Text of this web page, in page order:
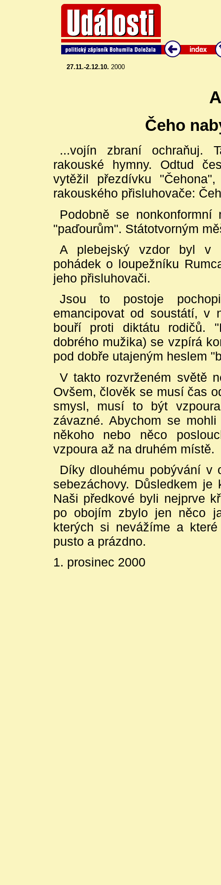
27.11.-2.12.10. 2000
Čeho
...vojín zbraní ochraňuj.
rakouské hymny. Odtud
vytěžil přezdívku
rakouského přisluhovače:
Podobně se nonkonformní
"paďourům". Státotvorným
A plebejský vzdor byl v
pohádek o loupežníku
jeho přisluhovači.
Jsou to postoje
emancipovat od soustátí, v
bouří proti diktátu rodičů.
dobrého mužika) se vzpírá
pod dobře utajeným heslem
V takto rozvrženém světě
Ovšem, člověk se musí čas
smysl, musí to být
závazné. Abychom se
někoho nebo něco
vzpoura až na druhém místě.
Díky dlouhému pobývání v
sebezáchovy. Důsledkem
Naši předkové byli nejprve
po obojím zbylo jen něco
kterých si nevážíme a
pusto a prázdno.
1. prosinec 2000